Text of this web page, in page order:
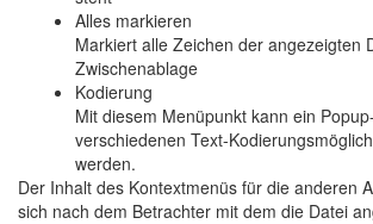
Alles markieren
Markiert alle Zeichen der angezeigten
Zwischenablage
Kodierung
Mit diesem Menüpunkt kann ein
verschiedenen Text-
werden.
Der Inhalt des Kontextmenüs für die anderen
sich nach dem Betrachter mit dem die Datei